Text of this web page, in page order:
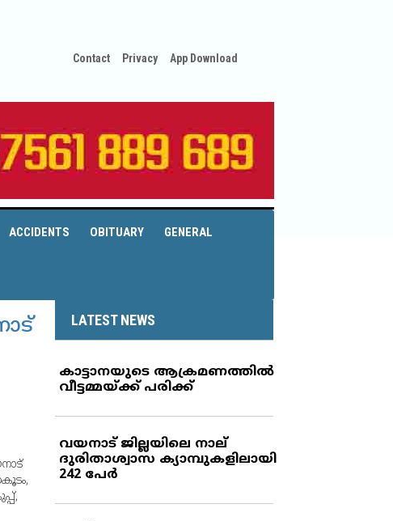
Contact Privacy App Download
ACCIDENTS OBITUARY GENERAL
LATEST NEWS
കാട്ടാനയുടെ ആക്രമണത്തില്‍
വീട്ടമ്മയ്ക്ക് പരിക്ക്
വയനാട് ജില്ലയിലെ നാല്
ദുരിതാശ്വാസ ക്യാമ്പുകളിലായി
242 പേര്‍